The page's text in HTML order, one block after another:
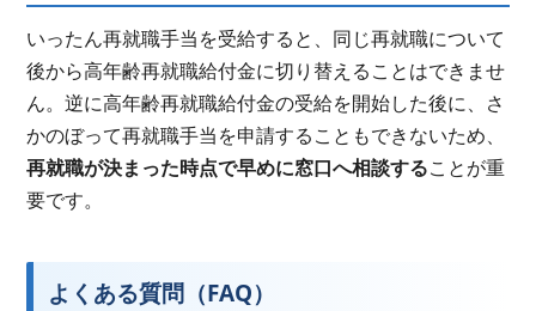
いったん再就職手当を受給すると、同じ再就職について
後から高年齢再就職給付金に切り替えることはできませ
ん。逆に高年齢再就職給付金の受給を開始した後に、さ
かのぼって再就職手当を申請することもできないため、
再就職が決まった時点で早めに窓口へ相談することが重
要です。
よくある質問（FAQ）